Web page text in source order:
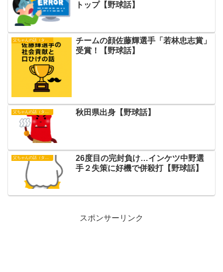
トップ【野球話】
父ちゃんの話（タイガース）
チームの顔佐藤輝選手「若林忠志賞」
受賞！【野球話】
父ちゃんの話（タイガース） 秋田県出身【野球話】
26度目の完封負け…インケツ中野選
手２失策に好機で併殺打【野球話】
スポンサーリンク